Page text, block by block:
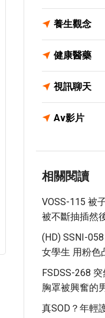
養生觀念
健康醫藥
視訊聊天
Av影片
相關閱讀
VOSS-115 被
被不斷抽插然
(HD) SSNI-
女學生 用粉色
FSDSS-268
胸罩被興奮的
真SOD？年輕